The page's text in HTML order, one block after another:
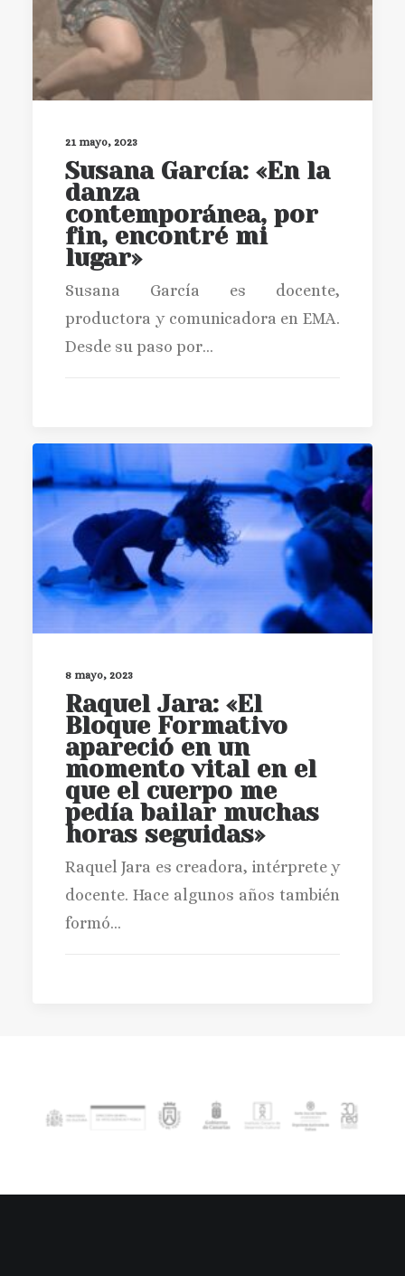
21 mayo, 2023
Susana García: «En la
danza
contemporánea, por
fin, encontré mi
lugar»
Susana García es docente,
productora y comunicadora en EMA.
Desde su paso por…
8 mayo, 2023
Raquel Jara: «El
Bloque Formativo
apareció en un
momento vital en el
que el cuerpo me
pedía bailar muchas
horas seguidas»
Raquel Jara es creadora, intérprete y
docente. Hace algunos años también
formó…